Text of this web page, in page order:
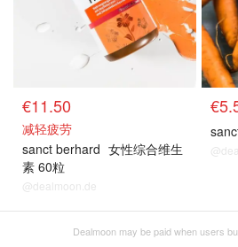
€11.50
减轻疲劳
sanct berhard 女性综合维生
素 60粒
@dealmoon.de
Dealmoon may be paid when users